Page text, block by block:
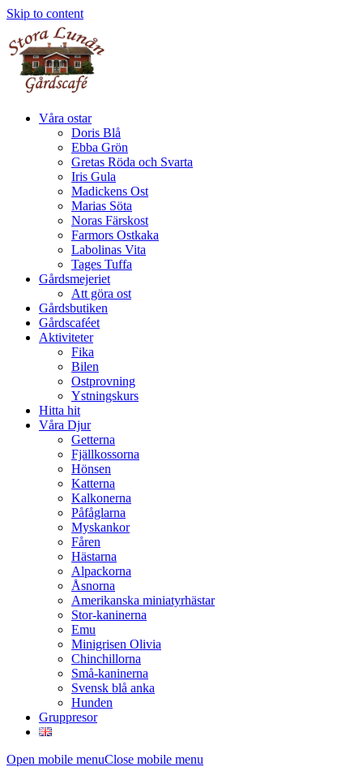
Skip to content
Våra ostar
Doris Blå
Ebba Grön
Gretas Röda och Svarta
Iris Gula
Madickens Ost
Marias Söta
Noras Färskost
Farmors Ostkaka
Labolinas Vita
Tages Tuffa
Gårdsmejeriet
Att göra ost
Gårdsbutiken
Gårdscaféet
Aktiviteter
Fika
Bilen
Ostprovning
Ystningskurs
Hitta hit
Våra Djur
Getterna
Fjällkossorna
Hönsen
Katterna
Kalkonerna
Påfåglarna
Myskankor
Fåren
Hästarna
Alpackorna
Åsnorna
Amerikanska miniatyrhästar
Stor-kaninerna
Emu
Minigrisen Olivia
Chinchillorna
Små-kaninerna
Svensk blå anka
Hunden
Gruppresor
Open mobile menuClose mobile menu